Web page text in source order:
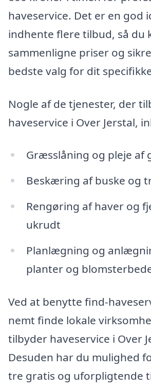
haveservice. Det er en god
indhente flere tilbud, så du
sammenligne priser og
bedste valg for dit
Nogle af de tjenester, der
haveservice i Over Jerstal,
Græsslåning og pleje
Beskæring af buske og
Rengøring af haver og
ukrudt
Planlægning og
planter og
Ved at benytte find-
nemt finde lokale
tilbyder haveservice i Over
Desuden har du mulighed
tre gratis og uforpligtende